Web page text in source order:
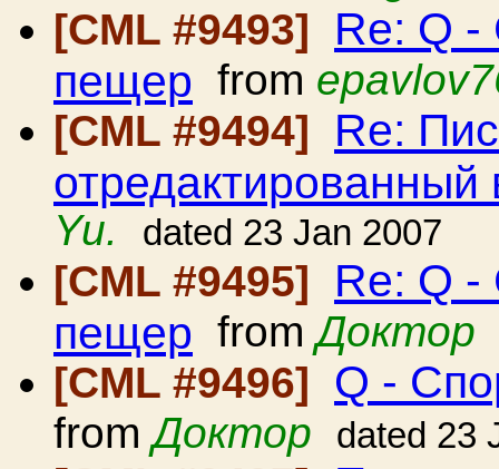
[CML #9493] Re: Q
пещер from
[CML #9494]
Re:
отредактированный
Yu.
dated 23 Jan 2007
[CML #9495] Re: Q
пещер fromДоктор
[CML #9496]
Q -
fromДоктор dated 23